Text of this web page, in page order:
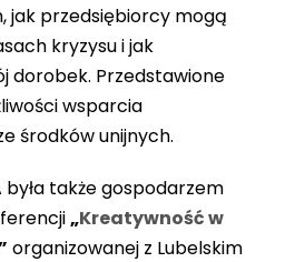
jak przedsiębiorcy mogą
kryzysu i jak
dorobek. Przedstawione
wsparcia
środków unijnych.
była także gospodarzem
„Kreatywność w
organizowanej z Lubelskim